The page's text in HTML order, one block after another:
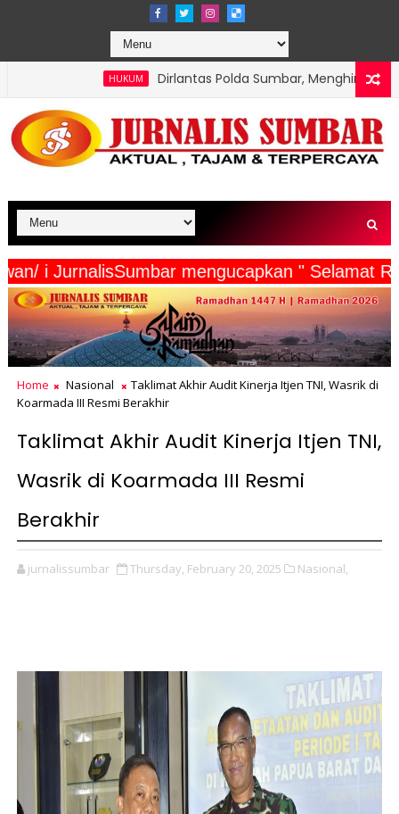
Dirlantas Polda Sumbar, Menghimbau: Tertib Kendaraan
Wartawan/ i JurnalisSumbar mengucapkan "
Home Nasional
Taklimat Akhir Audit Kinerja Itjen TNI, Wasrik di
Koarmada III Resmi Berakhir
Taklimat Akhir Audit Kinerja Itjen TNI,
Wasrik di Koarmada III Resmi
Berakhir
jurnalissumbar Thursday, February 20, 2025 Nasional,